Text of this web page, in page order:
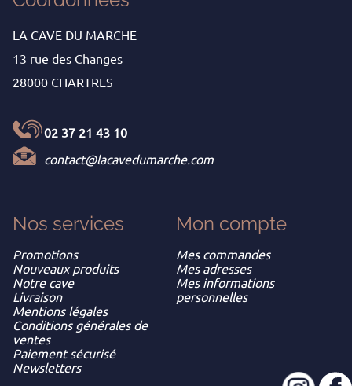
LA CAVE DU MARCHE
13 rue des Changes
28000 CHARTRES
02 37 21 43 10
contact@lacavedumarche.com
Nos services
Promotions
Nouveaux produits
Notre cave
Livraison
Mentions légales
Conditions générales de
ventes
Paiement sécurisé
Newsletters
Mon compte
Mes commandes
Mes adresses
Mes informations
personnelles